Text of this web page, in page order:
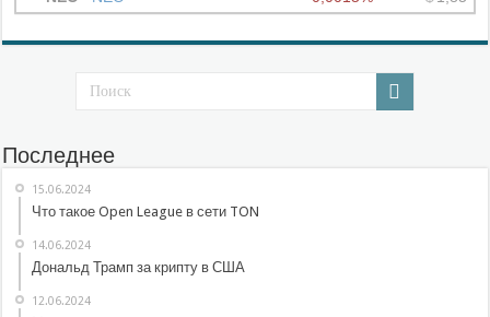
Последнее
15.06.2024
Что такое Open League в сети TON
14.06.2024
Дональд Трамп за крипту в США
12.06.2024